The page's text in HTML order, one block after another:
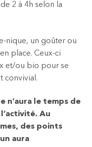
2 à 4h selon la
nique, un goûter ou
place. Ceux-ci
et/ou bio pour se
convivial.
n’aura le temps de
Au
des points
aura